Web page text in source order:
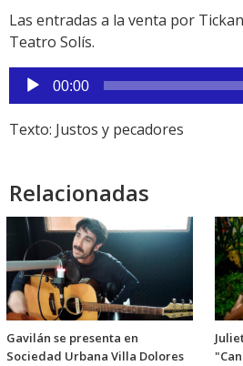
Las entradas a la venta por
Teatro Solís.
Reproductor
de
audio
00:00
Texto: Justos y pecadores
Relacionadas
Gavilán se presenta en
Sociedad Urbana Villa Dolores